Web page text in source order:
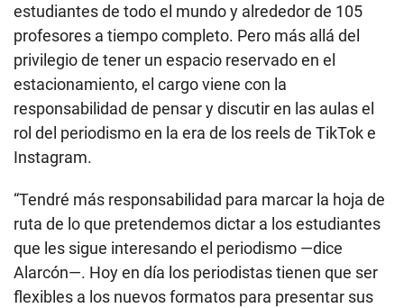
estudiantes de todo el mundo y alrededor de 105
profesores a tiempo completo. Pero más allá del
privilegio de tener un espacio reservado en el
estacionamiento, el cargo viene con la
responsabilidad de pensar y discutir en las aulas el
rol del periodismo en la era de los reels de TikTok e
Instagram.
“Tendré más responsabilidad para marcar la hoja de
ruta de lo que pretendemos dictar a los estudiantes
que les sigue interesando el periodismo —dice
Alarcón—. Hoy en día los periodistas tienen que ser
flexibles a los nuevos formatos para presentar sus